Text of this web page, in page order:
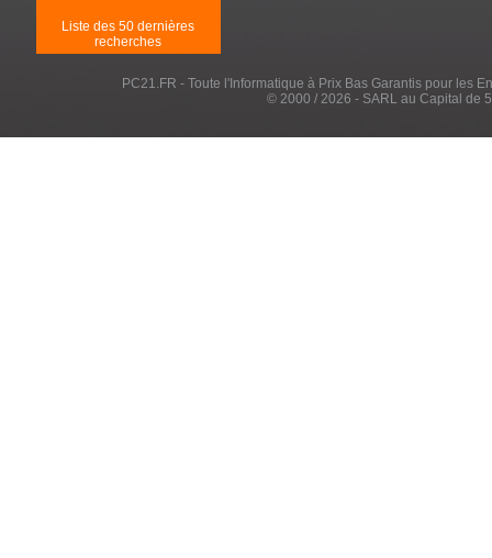
Liste des 50 dernières
recherches
PC21.FR - Toute l'Informatique à Prix Bas Garantis pour les
© 2000 / 2026 - SARL au Capital de